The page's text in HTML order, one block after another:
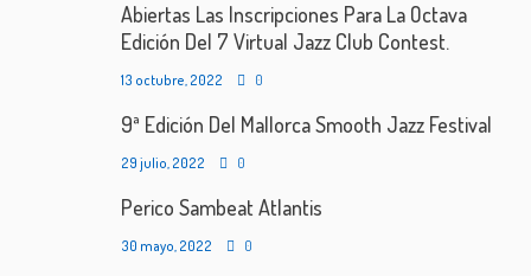
Abiertas Las Inscripciones Para La Octava
Edición Del 7 Virtual Jazz Club Contest.
13 octubre, 2022 0
9ª Edición Del Mallorca Smooth Jazz Festival
29 julio, 2022 0
Perico Sambeat Atlantis
30 mayo, 2022 0